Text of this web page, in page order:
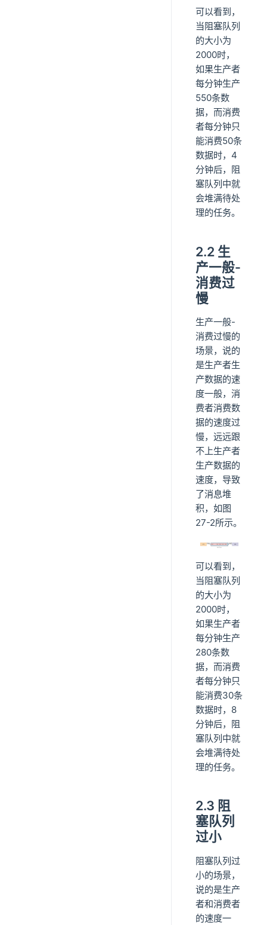
可以看到，
当阻塞队列
的大小为
2000时，
如果生产者
每分钟生产
550条数
据，而消费
者每分钟只
能消费50条
数据时，4
分钟后，阻
塞队列中就
会堆满待处
理的任务。
2.2 生
产一般-
消费过
慢
生产一般-
消费过慢的
场景，说的
是生产者生
产数据的速
度一般，消
费者消费数
据的速度过
慢，远远跟
不上生产者
生产数据的
速度，导致
了消息堆
积，如图
27-2所示。
可以看到，
当阻塞队列
的大小为
2000时，
如果生产者
每分钟生产
280条数
据，而消费
者每分钟只
能消费30条
数据时，8
分钟后，阻
塞队列中就
会堆满待处
理的任务。
2.3 阻
塞队列
过小
阻塞队列过
小的场景，
说的是生产
者和消费者
的速度一